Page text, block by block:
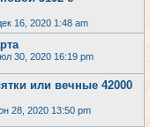
16, 2020 1:48 am
30, 2020 16:19 pm
или вечные 42000
28, 2020 13:50 pm